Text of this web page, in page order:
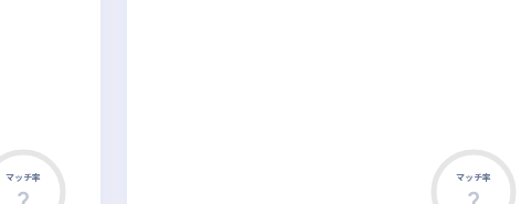
マッチ率 マッチ率